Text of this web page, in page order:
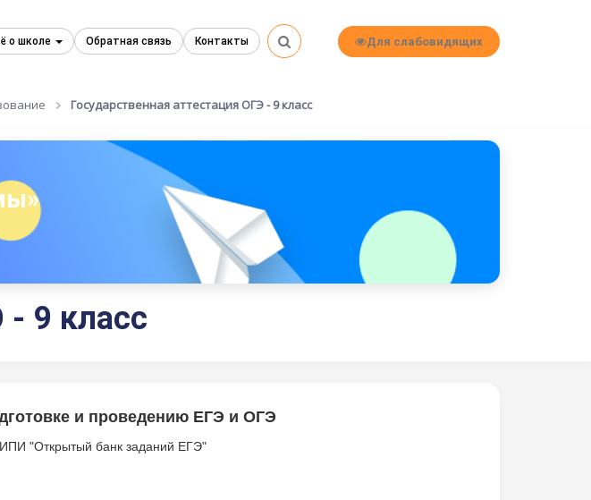
о школе Обратная связь Контакты Для слабовидящих
Государственная аттестация ОГЭ - 9 класс
- 9 класс
и проведению ЕГЭ и ОГЭ
"Открытый банк заданий ЕГЭ"